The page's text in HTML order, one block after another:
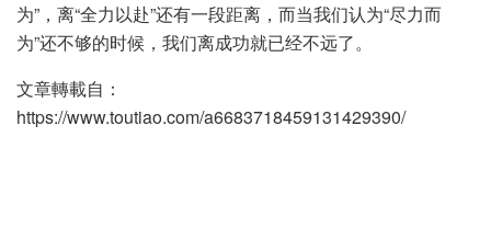
为”，离“全力以赴”还有一段距离，而当我们认为“尽力而
为”还不够的时候，我们离成功就已经不远了。
文章轉載自：
https://www.toutiao.com/a6683718459131429390/